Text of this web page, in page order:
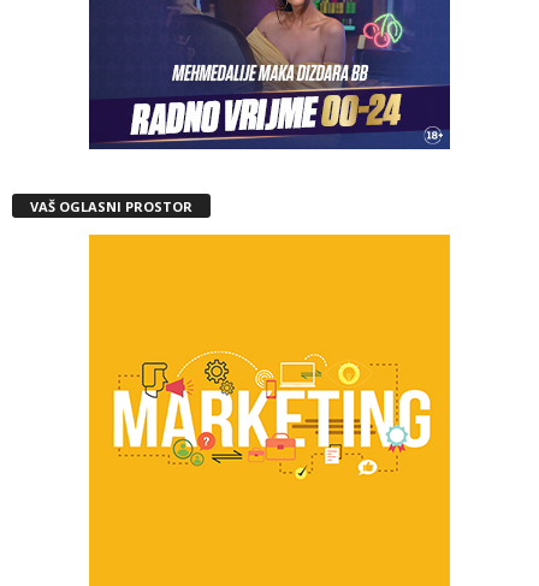
VAŠ OGLASNI PROSTOR